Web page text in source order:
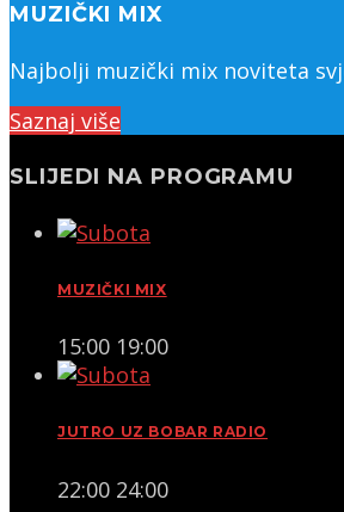
MUZIČKI MIX
Najbolji muzički mix noviteta
Saznaj više
SLIJEDI NA PROGRAMU
MUZIČKI MIX
15:00 19:00
JUTRO UZ BOBAR RADIO
22:00 24:00